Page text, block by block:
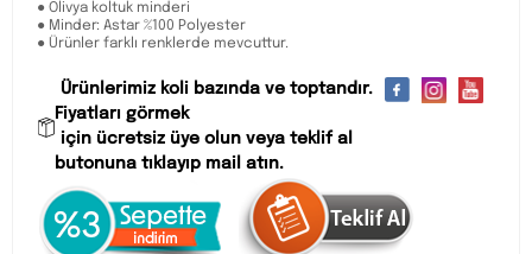
● Olivya koltuk minderi
● Minder: Astar %100 Polyester
● Ürünler farklı renklerde mevcuttur.
Ürünlerimiz koli bazında ve toptandır.
Fiyatları görmek
için ücretsiz üye olun veya teklif al
butonuna tıklayıp mail atın.